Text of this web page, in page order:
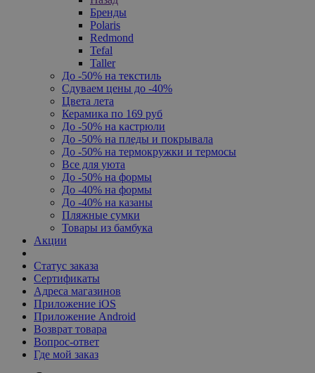
Бренды
Polaris
Redmond
Tefal
Taller
До -50% на текстиль
Сдуваем цены до -40%
Цвета лета
Керамика по 169 руб
До -50% на кастрюли
До -50% на пледы и покрывала
До -50% на термокружки и термосы
Все для уюта
До -50% на формы
До -40% на формы
До -40% на казаны
Пляжные сумки
Товары из бамбука
Акции
Статус заказа
Сертификаты
Адреса магазинов
Приложение iOS
Приложение Android
Возврат товара
Вопрос-ответ
Где мой заказ